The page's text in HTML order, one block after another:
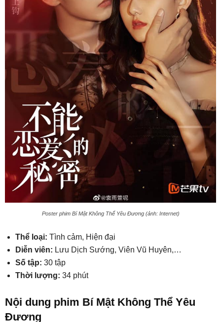
Poster phim Bí Mật Không Thể Yêu Đương (ảnh: Internet)
Thể loại: Tình cảm, Hiện đại
Diễn viên: Lưu Dịch Sướng, Viên Vũ Huyên,…
Số tập: 30 tập
Thời lượng: 34 phút
Nội dung phim Bí Mật Không Thể Yêu
Đương